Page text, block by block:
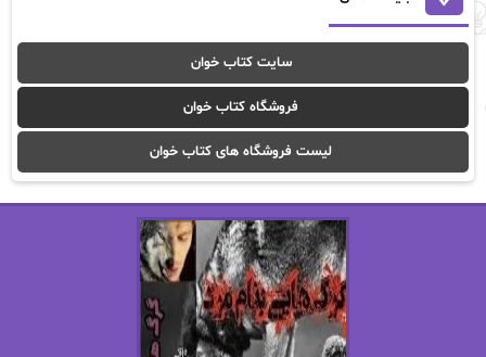
آوا موسوی آیدا (Aixi)
آیدا باقری آیسان صادقی
ا_اصغر زاده ا_اصغرزاده
اریک مورگنشترن از نیلوفر لاری
استل مسکم
اصغر زاده
اکرم محمدی
سایت کتاب خوان
فروشگاه کتاب خوان
لیست فروشگاه های کتاب خوان